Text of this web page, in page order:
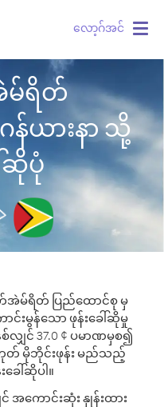
လော့ဂ်အင်
ရိတ်
န်ယားနာ သို့
ဆိုပုံ
အဲမ်ရိတ် ပြည်ထောင်စု မှ
းမွန်သော ဖုန်းခေါ်ဆိုမှု
လျှင် 37.0 ¢ ပမာဏမှစ၍
မဟုတ် မိုဘိုင်းဖုန်း မည်သည့်
ေါ်ဆိုပါ။
အကောင်းဆုံး နှုန်းထား